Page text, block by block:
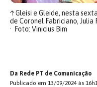
↑Gleisi e Gleide, nesta
de Coronel Fabriciano, Julia
Foto: Vinicius Bim
Da Rede PT de Comunicação
Publicado em 13/09/2024 às